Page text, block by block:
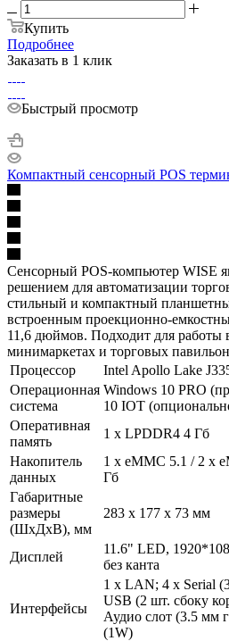
Купить
Подробнее
Заказать в 1 клик
Быстрый просмотр
Компактный сенсорный POS
Сенсорный POS-компьютер WISE
решением для автоматизации
стильный и компактный
встроенным проекционно-
11,6 дюймов. Подходит для работы
минимаркетах и торговых
Процессор
Intel Apollo Lake
Операционная
система
Windows 10 PRO
10 IOT
Оперативная
память
1 х LPDDR4 4 Гб
Накопитель
данных
1 х eMMC 5.1 / 2 х
Гб
Габаритные
размеры
(ШхДхВ), мм
283 х 177 х 73 мм
Дисплей
11.6" LED,
без канта
Интерфейсы
1 х LAN; 4 х Serial
USB (2 шт. сбоку
Аудио слот (3.5 мм
(1W)